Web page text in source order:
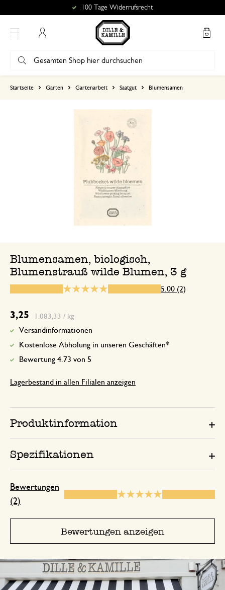
100 Tage Widerrufsrecht
Startseite Garten Gartenarbeit Saatgut Blumensamen
Blumensamen, biologisch,
Blumenstrauß wilde Blumen, 3 g
5.00 (2)
3,25 1.083,33 / kg
Versandinformationen
Kostenlose Abholung in unseren Geschäften*
Bewertung 4.73 von 5
Lagerbestand in allen Filialen anzeigen
Produktinformation
Spezifikationen
Bewertungen
(2)
Bewertungen anzeigen
4
3
15. Dezember 2025
Nur Bewertung, ohne Kommentar
13. April 2025
Nur Bewertung, ohne Kommentar